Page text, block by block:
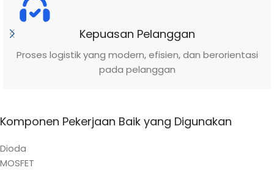
Kepuasan Pelanggan
Proses logistik yang modern, efisien, dan berorientasi
pada pelanggan
Komponen Pekerjaan Baik yang Digunakan
Dioda
MOSFET